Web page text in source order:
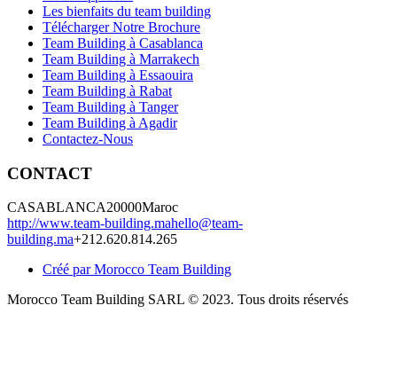
Les bienfaits du team building
Télécharger Notre Brochure
Team Building à Casablanca
Team Building à Marrakech
Team Building à Essaouira
Team Building à Rabat
Team Building à Tanger
Team Building à Agadir
Contactez-Nous
CONTACT
CASABLANCA20000Maroc
http://www.team-building.mahello@team-
building.ma+212.620.814.265
Créé par Morocco Team Building
Morocco Team Building SARL © 2023. Tous droits réservés